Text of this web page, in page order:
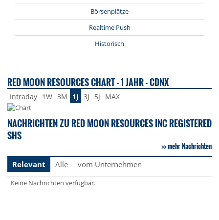
Börsenplätze
Realtime Push
Historisch
RED MOON RESOURCES CHART - 1 JAHR - CDNX
Intraday 1W 3M 1J 3J 5J MAX
NACHRICHTEN ZU RED MOON RESOURCES INC REGISTERED
SHS
mehr Nachrichten
Relevant
Alle vom Unternehmen
Keine Nachrichten verfügbar.